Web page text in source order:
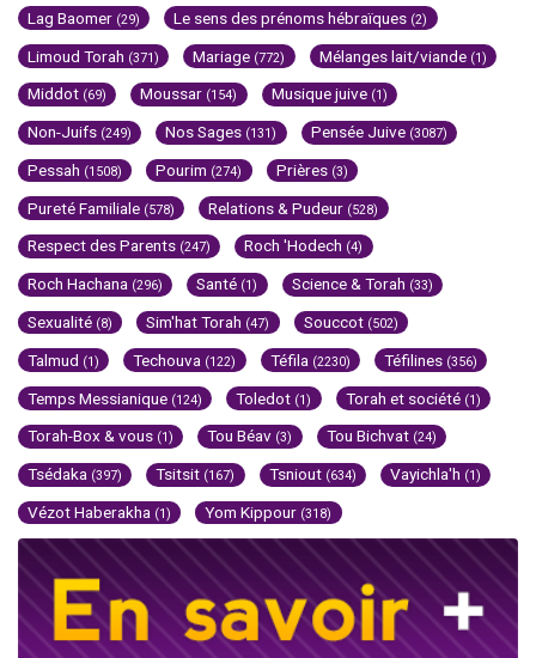
Lag Baomer (29) Le sens des prénoms hébraïques (2)
Limoud Torah (371) Mariage (772) Mélanges lait/viande (1)
Middot (69) Moussar (154) Musique juive (1)
Non-Juifs (249) Nos Sages (131) Pensée Juive (3087)
Pessah (1508) Pourim (274) Prières (3)
Pureté Familiale (578) Relations & Pudeur (528)
Respect des Parents (247) Roch 'Hodech (4)
Roch Hachana (296) Santé (1) Science & Torah (33)
Sexualité (8) Sim'hat Torah (47) Souccot (502)
Talmud (1) Techouva (122) Téfila (2230) Téfilines (356)
Temps Messianique (124) Toledot (1) Torah et société (1)
Torah-Box & vous (1) Tou Béav (3) Tou Bichvat (24)
Tsédaka (397) Tsitsit (167) Tsniout (634) Vayichla'h (1)
Vézot Haberakha (1) Yom Kippour (318)